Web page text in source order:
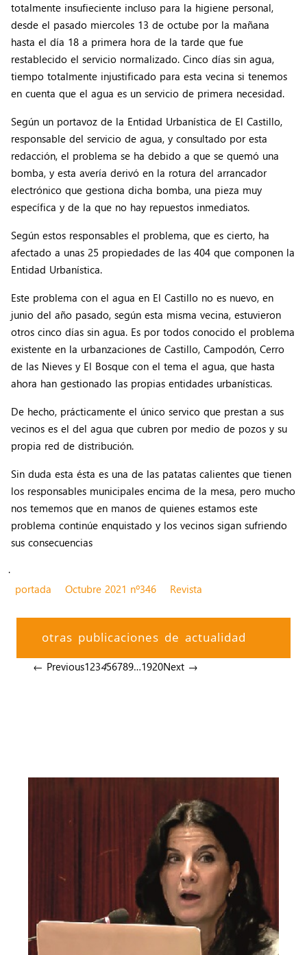
totalmente insufieciente incluso para la higiene personal,
desde el pasado miercoles 13 de octube por la mañana
hasta el día 18 a primera hora de la tarde que fue
restablecido el servicio normalizado. Cinco días sin agua,
tiempo totalmente injustificado para esta vecina si tenemos
en cuenta que el agua es un servicio de primera necesidad.
Según un portavoz de la Entidad Urbanística de El Castillo,
responsable del servicio de agua, y consultado por esta
redacción, el problema se ha debido a que se quemó una
bomba, y esta avería derivó en la rotura del arrancador
electrónico que gestiona dicha bomba, una pieza muy
específica y de la que no hay repuestos inmediatos.
Según estos responsables el problema, que es cierto, ha
afectado a unas 25 propiedades de las 404 que componen la
Entidad Urbanística.
Este problema con el agua en El Castillo no es nuevo, en
junio del año pasado, según esta misma vecina, estuvieron
otros cinco días sin agua. Es por todos conocido el problema
existente en la urbanzaciones de Castillo, Campodón, Cerro
de las Nieves y El Bosque con el tema el agua, que hasta
ahora han gestionado las propias entidades urbanísticas.
De hecho, prácticamente el único servico que prestan a sus
vecinos es el del agua que cubren por medio de pozos y su
propia red de distribución.
Sin duda esta ésta es una de las patatas calientes que tienen
los responsables municipales encima de la mesa, pero mucho
nos tememos que en manos de quienes estamos este
problema continúe enquistado y los vecinos sigan sufriendo
sus consecuencias
.
portada
Octubre 2021 nº346 Revista
otras publicaciones de actualidad
← Previous123456789…1920Next →